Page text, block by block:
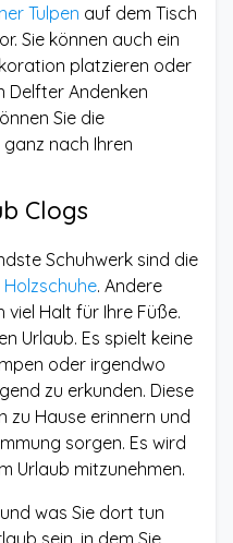
Tulpen auf dem Tisch
Sie können auch ein
platzieren oder
Delfter Andenken
Sie die
nach Ihren
Clogs
Schuhwerk sind die
. Andere
Halt für Ihre Füße.
Urlaub. Es spielt keine
oder irgendwo
zu erkunden. Diese
zu Hause erinnern und
sorgen. Es wird
Urlaub mitzunehmen.
was Sie dort tun
sein, in dem Sie